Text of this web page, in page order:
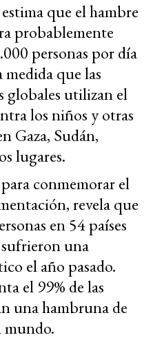
que el hambre
probablemente
personas por día
medida que las
globales utilizan el
los niños y otras
Gaza, Sudán,
lugares.
conmemorar el
revela que
en 54 países
una
el año pasado.
el 99% de las
una hambruna de